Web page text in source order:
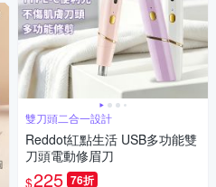
雙刀頭二合一設計
Reddot紅點生活 USB多功能雙
刀頭電動修眉刀
$225 76折